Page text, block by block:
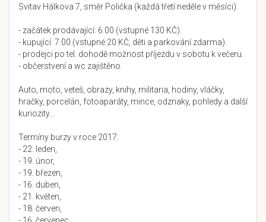
Svitav Hálkova 7, směr Polička (každá třetí neděle v měsíci).
- začátek prodávající: 6.00 (vstupné 130 KČ).
- kupující: 7.00 (vstupné 20 KČ, děti a parkování zdarma).
- prodejci po tel. dohodě možnost příjezdu v sobotu k večeru.
- občerstvení a wc zajištěno.
Auto, moto, veteš, obrazy, knihy, militaria, hodiny, vláčky,
hračky, porcelán, fotoaparáty, mince, odznaky, pohledy a další
kuriozity...
Termíny burzy v roce 2017:
- 22. leden,
- 19. únor,
- 19. březen,
- 16. duben,
- 21. květen,
- 18. červen,